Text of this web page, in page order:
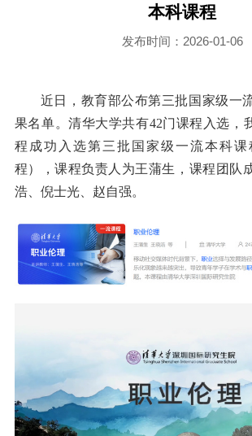
本科课程
发布时间：2026-01-06
近日，教育部公布第三批国家级一
果名单。清华大学共有42门课程入选，
程成功入选第三批国家级一流本科
程），课程负责人为王蒲生，课程团队
浩、倪士光、赵自强。